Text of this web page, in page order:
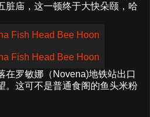
脏庙，这一顿终于大快朵颐，哈
在罗敏娜（Novena)地铁站出口
。这可不是普通食阁的鱼头米粉